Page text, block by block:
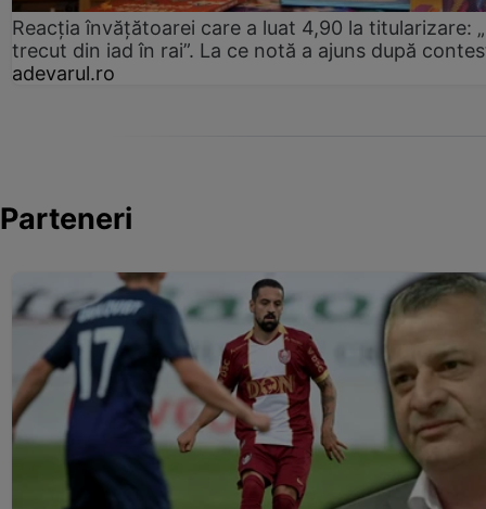
Reacția învățătoarei care a luat 4,90 la titularizare:
trecut din iad în rai”. La ce notă a ajuns după
adevarul.ro
Parteneri